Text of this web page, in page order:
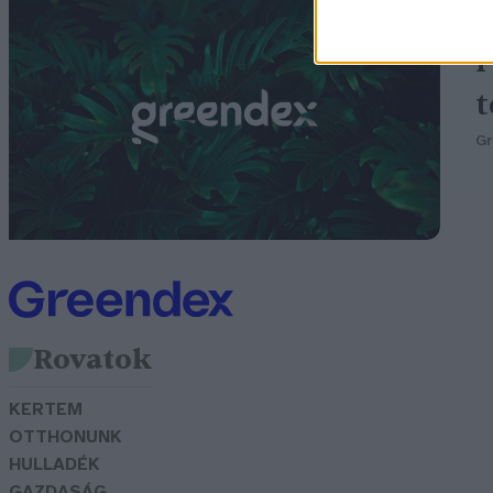
Rovatok
KERTEM
OTTHONUNK
HULLADÉK